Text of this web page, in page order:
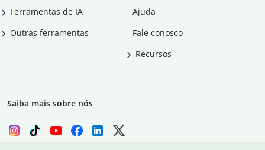
Ferramentas de IA
Outras ferramentas
Ajuda
Fale conosco
Recursos
Saiba mais sobre nós